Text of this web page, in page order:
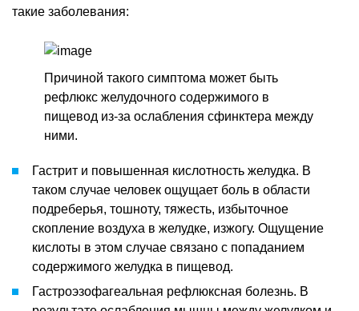
такие заболевания:
Причиной такого симптома может быть
рефлюкс желудочного содержимого в
пищевод из-за ослабления сфинктера между
ними.
Гастрит и повышенная кислотность желудка. В
таком случае человек ощущает боль в области
подреберья, тошноту, тяжесть, избыточное
скопление воздуха в желудке, изжогу. Ощущение
кислоты в этом случае связано с попаданием
содержимого желудка в пищевод.
Гастроэзофагеальная рефлюксная болезнь. В